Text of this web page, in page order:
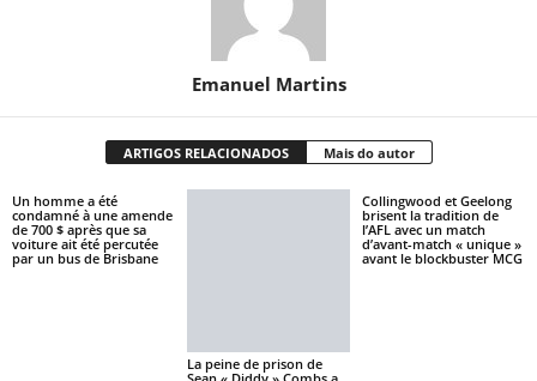
Emanuel Martins
ARTIGOS RELACIONADOS Mais do autor
Un homme a été
condamné à une amende
de 700 $ après que sa
voiture ait été percutée
par un bus de Brisbane
La peine de prison de
Collingwood et Geelong
brisent la tradition de
l’AFL avec un match
d’avant-match « unique »
avant le blockbuster MCG